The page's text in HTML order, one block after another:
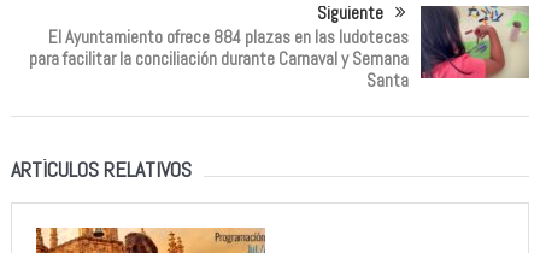
Siguiente
El Ayuntamiento ofrece 884 plazas en las ludotecas
para facilitar la conciliación durante Carnaval y Semana
Santa
ARTÍCULOS RELATIVOS